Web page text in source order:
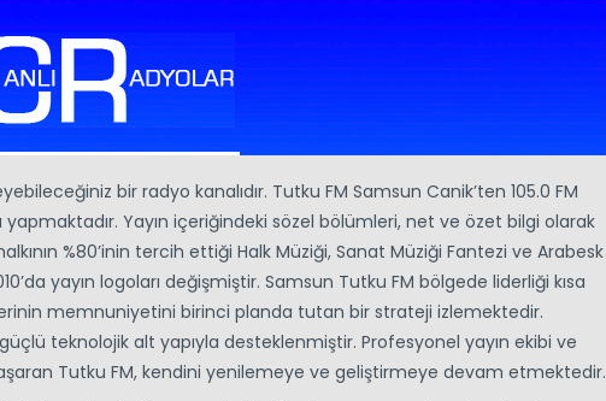
bir radyo kanalıdır. Tutku FM Samsun Canik’ten 105.0 FM
Yayın içeriğindeki sözel bölümleri, net ve özet bilgi olarak
%80’inin tercih ettiği Halk Müziği, Sanat Müziği Fantezi ve Arabesk
yayın logoları değişmiştir. Samsun Tutku FM bölgede liderliği kısa
memnuniyetini birinci planda tutan bir strateji izlemektedir.
teknolojik alt yapıyla desteklenmiştir. Profesyonel yayın ekibi ve
Tutku FM, kendini yenilemeye ve geliştirmeye devam etmektedir.